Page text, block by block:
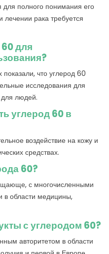
для полного понимания его
рака требуется
для
что углерод 60
исследования для
для людей.
углерод 60 в
воздействие на кожу и
средствах.
60?
с многочисленными
области медицины,
с углеродом 60?
авторитетом в области